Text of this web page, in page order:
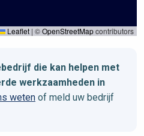
Leaflet | ©OpenStreetMapcontributors
die kan helpen met
werkzaamheden in
weten of meld uw bedrijf